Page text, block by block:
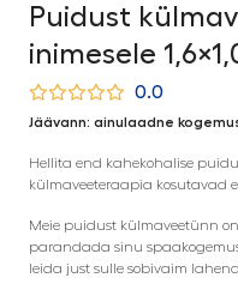
Puidust
inimesele
0.0
Jäävann: ainulaadne
Hellita end kahekohalise
külmaveeteraapia kosutavad
Meie puidust külmaveetünn
parandada sinu
leida just sulle sobivaim